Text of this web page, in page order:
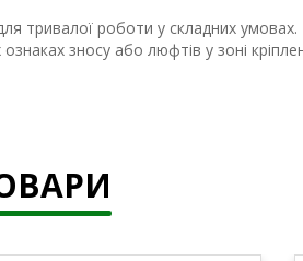
тривалої роботи у складних
зносу або люфтів у зоні